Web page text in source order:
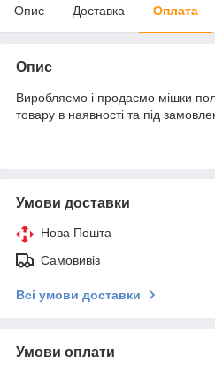
Опис Доставка Оплата
Опис
Виробляємо і продаємо мішки
товару в наявності та під
Умови доставки
Нова Пошта
Самовивіз
Всі умови доставки
Умови оплати